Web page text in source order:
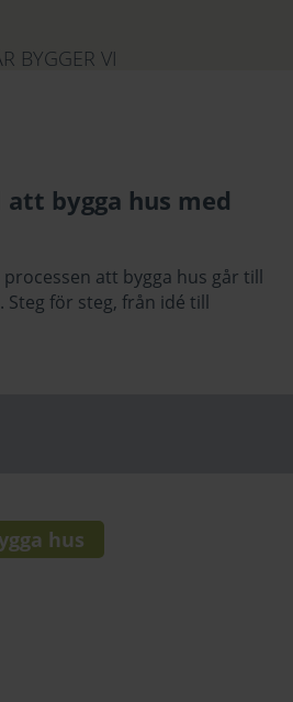
BYGGER VI
bygga hus med
att bygga hus går till
Steg för steg, från idé till
hus